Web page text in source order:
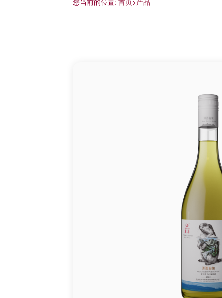
您当前的位置: 首页>产品